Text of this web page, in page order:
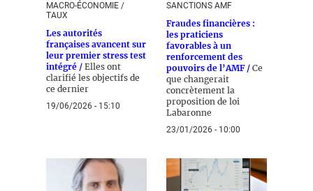
MACRO-ÉCONOMIE /
TAUX
Les autorités
françaises avancent sur
leur premier stress test
intégré / Elles ont
clarifié les objectifs de
ce dernier
19/06/2026 - 15:10
SANCTIONS AMF
Fraudes financières :
les praticiens
favorables à un
renforcement des
pouvoirs de l’AMF / Ce
que changerait
concrètement la
proposition de loi
Labaronne
23/01/2026 - 10:00